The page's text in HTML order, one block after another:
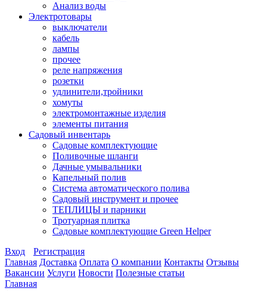
Анализ воды
Электротовары
выключатели
кабель
лампы
прочее
реле напряжения
розетки
удлинители,тройники
хомуты
электромонтажные изделия
элементы питания
Садовый инвентарь
Садовые комплектующие
Поливочные шланги
Дачные умывальники
Капельный полив
Система автоматического полива
Садовый инструмент и прочее
ТЕПЛИЦЫ и парники
Тротуарная плитка
Садовые комплектующие Green Helper
Вход
Регистрация
Главная Доставка Оплата О компании Контакты Отзывы
Вакансии Услуги Новости Полезные статьи
Главная